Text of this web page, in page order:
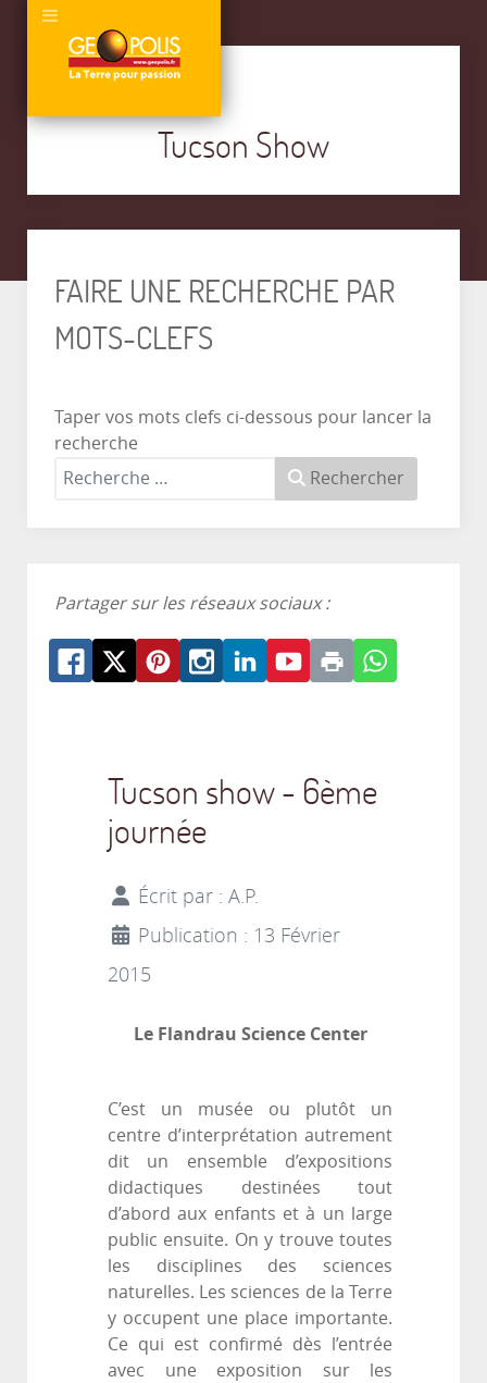
Tucson Show
FAIRE UNE RECHERCHE PAR
MOTS-CLEFS
Taper vos mots clefs ci-dessous pour lancer la
recherche
Rechercher
Partager sur les réseaux sociaux :
Tucson show - 6ème
journée
Écrit par : A.P.
Publication : 13 Février
2015
Le Flandrau Science Center
C’est un musée ou plutôt un
centre d’interprétation autrement
dit un ensemble d’expositions
didactiques destinées tout
d’abord aux enfants et à un large
public ensuite. On y trouve toutes
les disciplines des sciences
naturelles. Les sciences de la Terre
y occupent une place importante.
Ce qui est confirmé dès l’entrée
avec une exposition sur les